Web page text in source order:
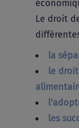
Le droit
la
le
les